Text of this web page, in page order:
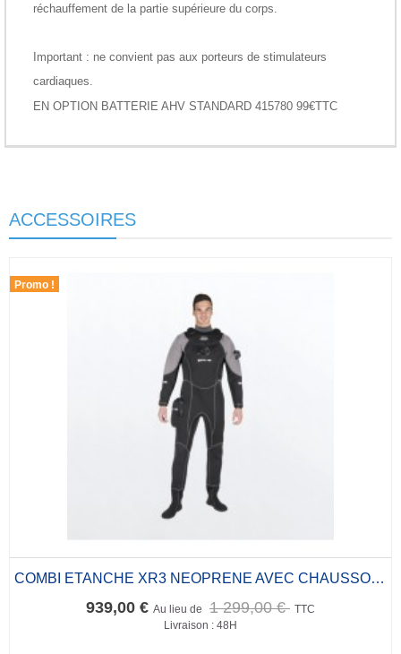
réchauffement de la partie supérieure du corps.
Important : ne convient pas aux porteurs de stimulateurs
cardiaques.
EN OPTION BATTERIE AHV STANDARD 415780 99€TTC
ACCESSOIRES
Promo !
COMBI ETANCHE XR3 NEOPRENE AVEC CHAUSSONS
939,00 € Au lieu de 1 299,00 € TTC
Livraison : 48H